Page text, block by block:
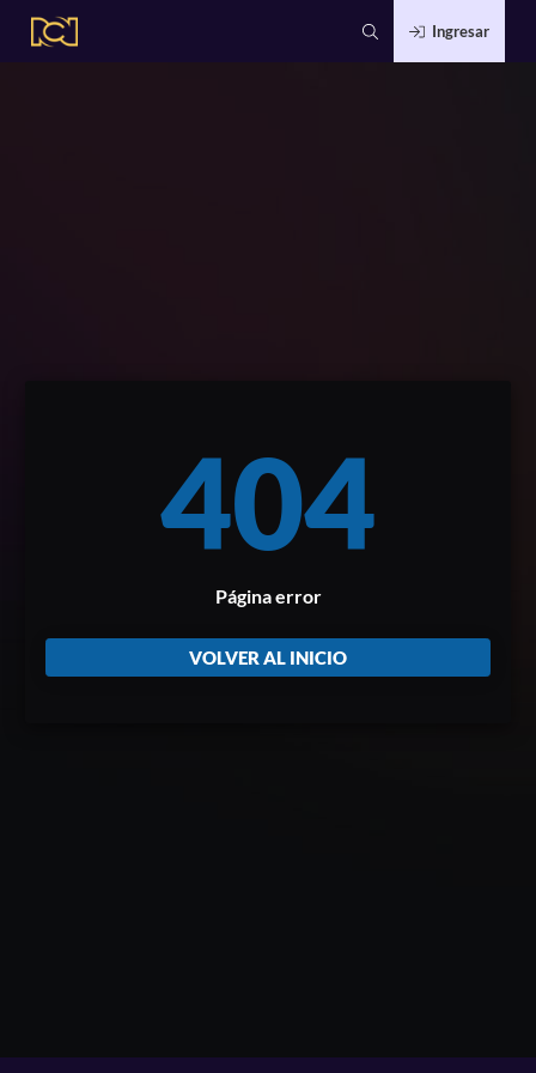
Ingresar
404
Página error
VOLVER AL INICIO